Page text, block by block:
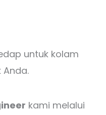
untuk kolam
kami melalui